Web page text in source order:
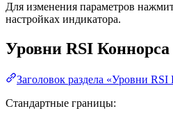
Для изменения параметров
настройках индикатора.
Уровни RSI Коннорса
Заголовок раздела «Уровни RSI
Стандартные границы: